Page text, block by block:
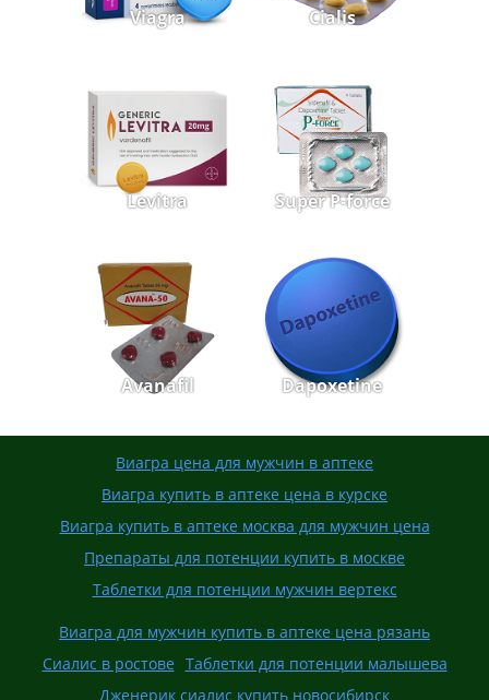
Viagra Cialis
Levitra Super P-force
Avanafil Dapoxetine
Виагра цена для мужчин в аптеке
Виагра купить в аптеке цена в курске
Виагра купить в аптеке москва для мужчин цена
Препараты для потенции купить в москве
Таблетки для потенции мужчин вертекс
Виагра для мужчин купить в аптеке цена рязань
Сиалис в ростове Таблетки для потенции малышева
Дженерик сиалис купить новосибирск